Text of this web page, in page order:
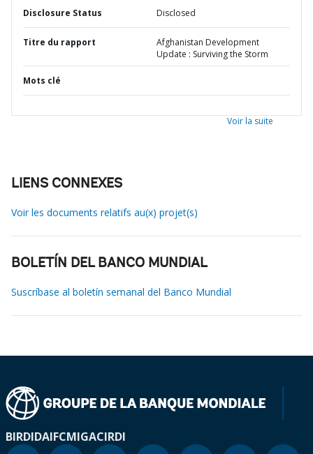
Disclosure Status Disclosed
Titre du rapport
Afghanistan Development
Update : Surviving the Storm
Mots clé
Voir la suite
LIENS CONNEXES
Voir les documents relatifs au(x) projet(s)
BOLETÍN DEL BANCO MUNDIAL
Suscríbase al boletín semanal del Banco Mundial
BIRDIDAIFCMIGACIRDI